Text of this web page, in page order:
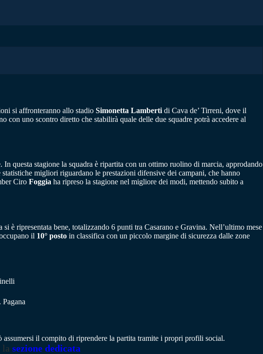
si affronteranno allo stadio Simonetta Lamberti di Cava de’ Tirreni, dove il
uno scontro diretto che stabilirà quale delle due squadre potrà accedere al
questa stagione la squadra è ripartita con un ottimo ruolino di marcia, approdando
migliori riguardano le prestazioni difensive dei campani, che hanno
Ciro Foggia ha ripreso la stagione nel migliore dei modi, mettendo subito a
è ripresentata bene, totalizzando 6 punti tra Casarano e Gravina. Nell’ultimo mese
il 10° posto in classifica con un piccolo margine di sicurezza dalle zone
. Pagana
il compito di riprendere la partita tramite i propri profili social.
sezione dedicata